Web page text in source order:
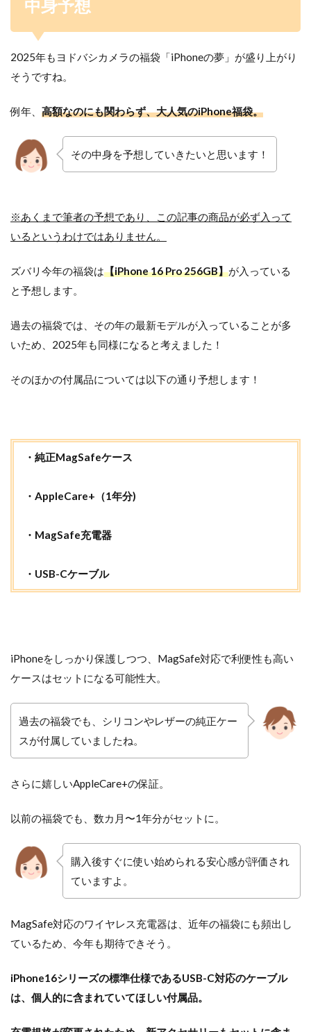
中身予想
2025年もヨドバシカメラの福袋「iPhoneの夢」が盛り上がり
そうですね。
例年、 高額なのにも関わらず、大人気のiPhone福袋。
その中身を予想していきたいと思います！
※あくまで筆者の予想であり、この記事の商品が必ず入って
いるというわけではありません。
ズバリ今年の福袋は【iPhone 16 Pro 256GB】が入っている
と予想します。
過去の福袋では、その年の最新モデルが入っていることが多
いため、2025年も同様になると考えました！​
そのほかの付属品については以下の通り予想します！
・純正MagSafeケース
・AppleCare+（1年分)
・MagSafe充電器
・USB-Cケーブル
iPhoneをしっかり保護しつつ、MagSafe対応で利便性も高い
ケースはセットになる可能性大。
過去の福袋でも、シリコンやレザーの純正ケー
スが付属していましたね。
さらに嬉しいAppleCare+の保証。
以前の福袋でも、数カ月〜1年分がセットに。
購入後すぐに使い始められる安心感が評価され
ています​よ。
MagSafe対応のワイヤレス充電器は、近年の福袋にも頻出し
ているため、今年も期待できそう。
iPhone16シリーズの標準仕様であるUSB-C対応のケーブル
は、個人的に含まれていてほしい付属品。